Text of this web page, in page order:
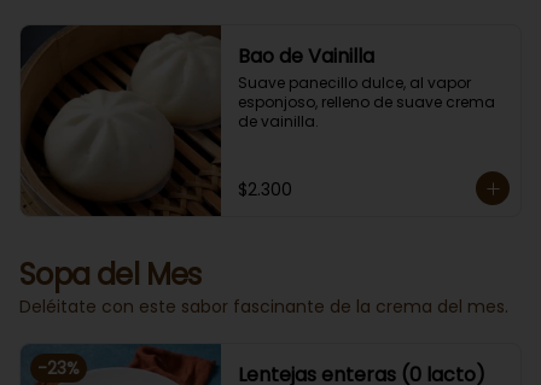
Bao de Vainilla
Suave panecillo dulce, al vapor
esponjoso, relleno de suave crema
de vainilla.
$2.300
Sopa del Mes
Deléitate con este sabor fascinante de la crema del mes.
-23% Lentejas enteras (0 lacto)